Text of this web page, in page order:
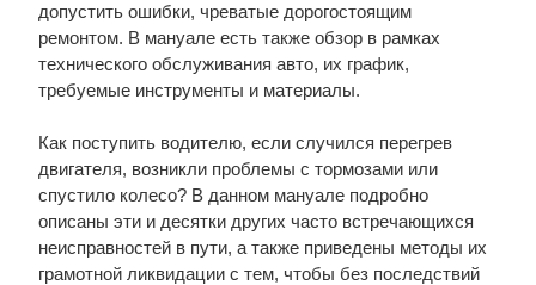
допустить ошибки, чреватые дорогостоящим
ремонтом. В мануале есть также обзор в рамках
технического обслуживания авто, их график,
требуемые инструменты и материалы.
Как поступить водителю, если случился перегрев
двигателя, возникли проблемы с тормозами или
спустило колесо? В данном мануале подробно
описаны эти и десятки других часто встречающихся
неисправностей в пути, а также приведены методы их
грамотной ликвидации с тем, чтобы без последствий